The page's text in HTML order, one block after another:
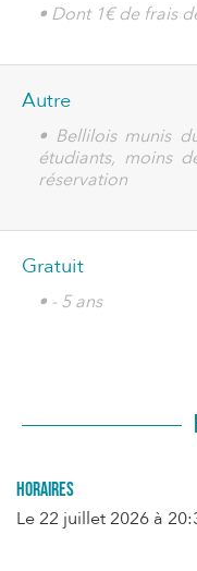
• Dont 1€ de frais
Autre
• Bellilois munis
étudiants, moins
réservation
Gratuit
• - 5 ans
Horaires
Le22 juillet 2026 à